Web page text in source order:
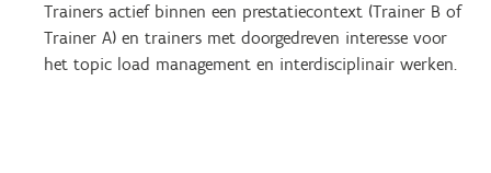
Trainers actief binnen een prestatiecontext (Trainer B of
Trainer A) en trainers met doorgedreven interesse voor
het topic load management en interdisciplinair werken.